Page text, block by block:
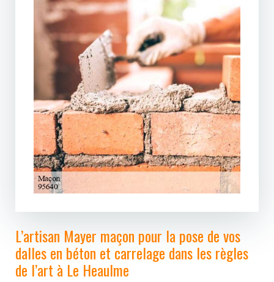
L’artisan Mayer maçon pour la pose de vos
dalles en béton et carrelage dans les règles
de l’art à Le Heaulme